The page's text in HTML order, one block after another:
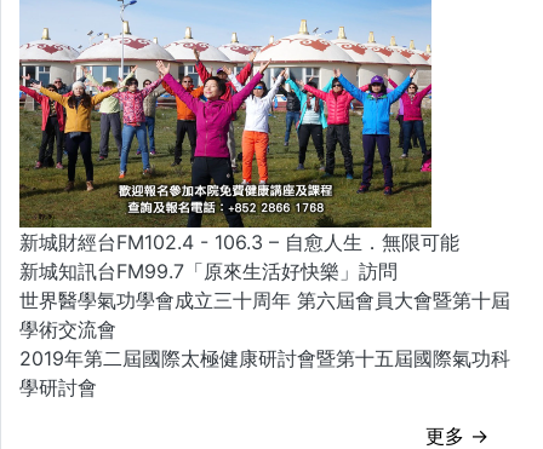
新城財經台FM102.4 - 106.3 – 自愈人生．無限可能
新城知訊台FM99.7「原來生活好快樂」訪問
世界醫學氣功學會成立三十周年 第六屆會員大會暨第十屆
學術交流會
2019年第二屆國際太極健康研討會暨第十五屆國際氣功科
學研討會
更多 →